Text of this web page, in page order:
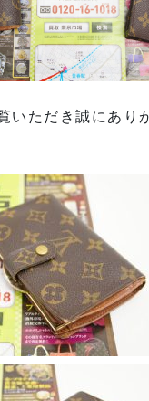
いただき誠にあり